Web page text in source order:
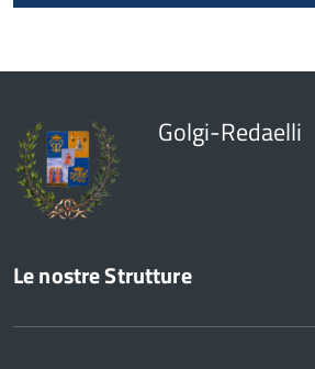
Golgi-Redaelli
Le nostre Strutture